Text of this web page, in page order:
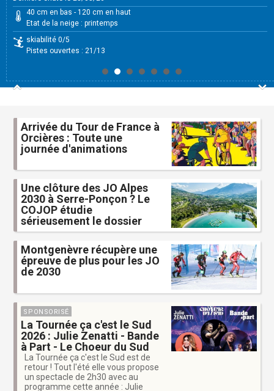
40 cm en bas - 120 cm en haut
Etat de la neige : printemps
skiabilité 0/5
Pistes ouvertes : 21/13
Arrivée du Tour de France à
Orcières : Toute une
journée d'animations
Une clôture des JO Alpes
2030 à Serre-Ponçon ? Le
COJOP étudie
sérieusement le dossier
Montgenèvre récupère une
épreuve de plus pour les JO
de 2030
SPONSORISÉ
La Tournée ça c'est le Sud
2026 : Julie Zenatti - Bande
à Part - Le Choeur du Sud
La Tournée ça c'est le Sud est de
retour ! Tout l'été elle vous propose
un spectacle de 2h30 avec au
programme cette année : Julie